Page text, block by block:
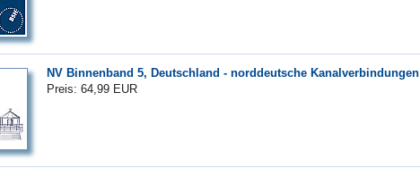
NV Binnenband 5, Deutschland - norddeutsche Kanalverbindungen
Preis: 64,99 EUR